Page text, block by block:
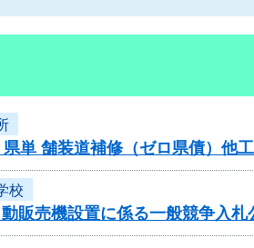
単 舗装道補修（ゼロ県債）他
校
販売機設置に係る一般競争入札